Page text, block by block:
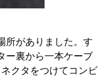
所がありました。す
ー裏から一本ケーブ
クタをつけてコンビ